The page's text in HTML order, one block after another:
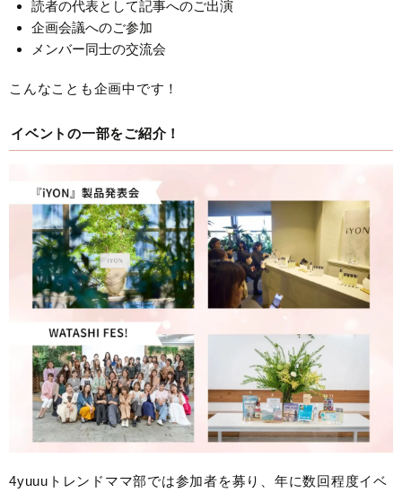
読者の代表として記事へのご出演
企画会議へのご参加
メンバー同士の交流会
こんなことも企画中です！
イベントの一部をご紹介！
4yuuuトレンドママ部では参加者を募り、年に数回程度イベ